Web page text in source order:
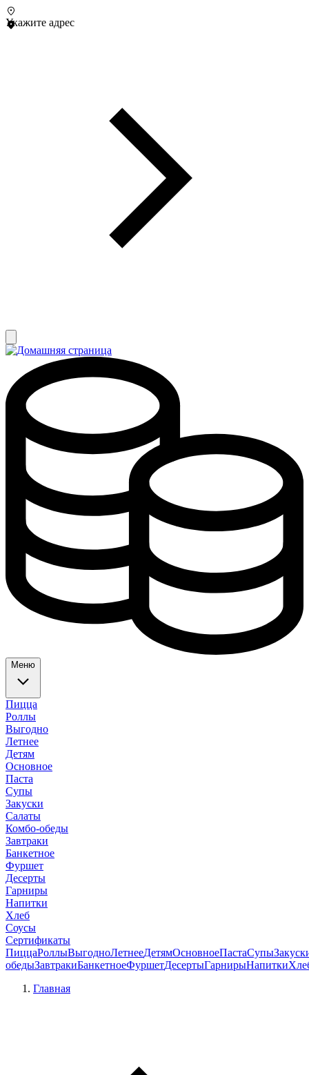
Укажите адрес
Меню
Пицца
Роллы
Выгодно
Летнее
Детям
Основное
Паста
Супы
Закуски
Салаты
Комбо-обеды
Завтраки
Банкетное
Фуршет
Десерты
Гарниры
Напитки
Хлеб
Соусы
Сертификаты
ПиццаРоллыВыгодноЛетнееДетямОсновноеПастаСупы
обедыЗавтракиБанкетноеФуршетДесертыГарнирыНапитки
Главная